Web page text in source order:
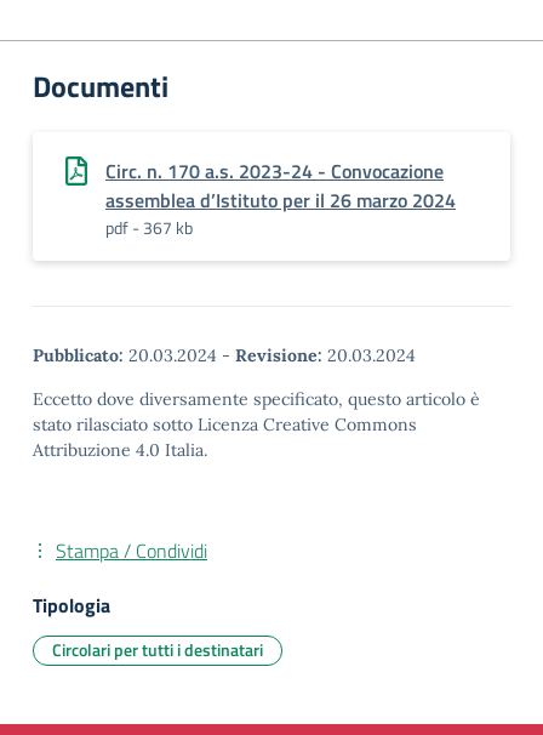
Documenti
Circ. n. 170 a.s. 2023-24 - Convocazione
assemblea d’Istituto per il 26 marzo 2024
pdf - 367 kb
Pubblicato: 20.03.2024 - Revisione: 20.03.2024
Eccetto dove diversamente specificato, questo articolo è
stato rilasciato sotto Licenza Creative Commons
Attribuzione 4.0 Italia.
Stampa / Condividi
Tipologia
Circolari per tutti i destinatari